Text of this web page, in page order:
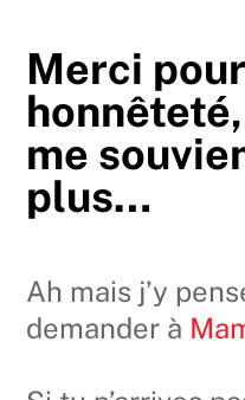
content
Merci
me
plus…
Ah mais j’y
demander à